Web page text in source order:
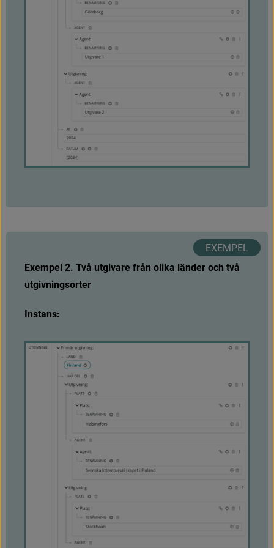
Utgivning / Agent / Agent / Benämning
inom Har del för varje utgivare. Land, År
och eventuellt Datum ska ligga inom
Primär utgivning.
_/
Exempel 2. Två utgivare från olika länder och två
utgivningsorter
Instans: